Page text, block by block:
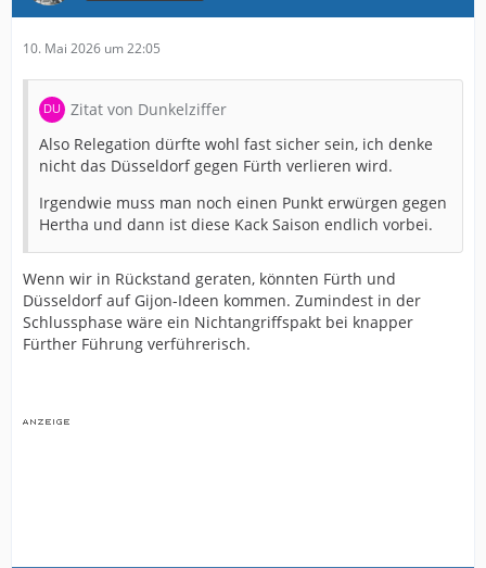
10. Mai 2026 um 22:05
Zitat von Dunkelziffer
Also Relegation dürfte wohl fast sicher sein, ich denke
nicht das Düsseldorf gegen Fürth verlieren wird.
Irgendwie muss man noch einen Punkt erwürgen gegen
Hertha und dann ist diese Kack Saison endlich vorbei.
Wenn wir in Rückstand geraten, könnten Fürth und
Düsseldorf auf Gijon-Ideen kommen. Zumindest in der
Schlussphase wäre ein Nichtangriffspakt bei knapper
Fürther Führung verführerisch.